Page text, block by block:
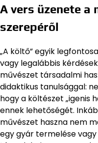
A vers üzenete a
szerepéről
„A költő” egyik
vagy legalábbis
művészet társadalmi
didaktikus tanulsággal:
hogy a költészet „igenis
ennek lehetőségét.
művészet haszna nem
egy gyár termelése